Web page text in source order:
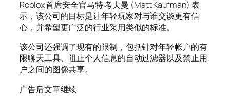
Roblox 首席安全官马特·考夫曼 (Matt Kaufman) 表
示，该公司的目标是让年轻玩家对与谁交谈更有信
心，并希望更广泛的行业采用类似的标准。
该公司还强调了现有的限制，包括针对年轻帐户的有
限聊天工具、阻止个人信息的自动过滤器以及禁止用
户之间的图像共享。
广告后文章继续